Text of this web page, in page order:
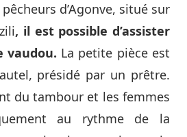
d’Agonve, situé sur
, il est possible d’assister
vaudou. La petite pièce est
présidé par un prêtre.
du tambour et les femmes
au rythme de la